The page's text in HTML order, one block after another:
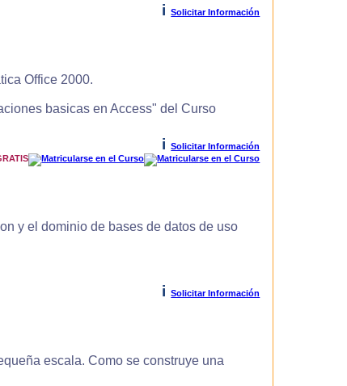
i Solicitar Información
Office 2000.
basicas en Access" del Curso
i
Solicitar Información
y el dominio de bases de datos de uso
i Solicitar Información
escala. Como se construye una